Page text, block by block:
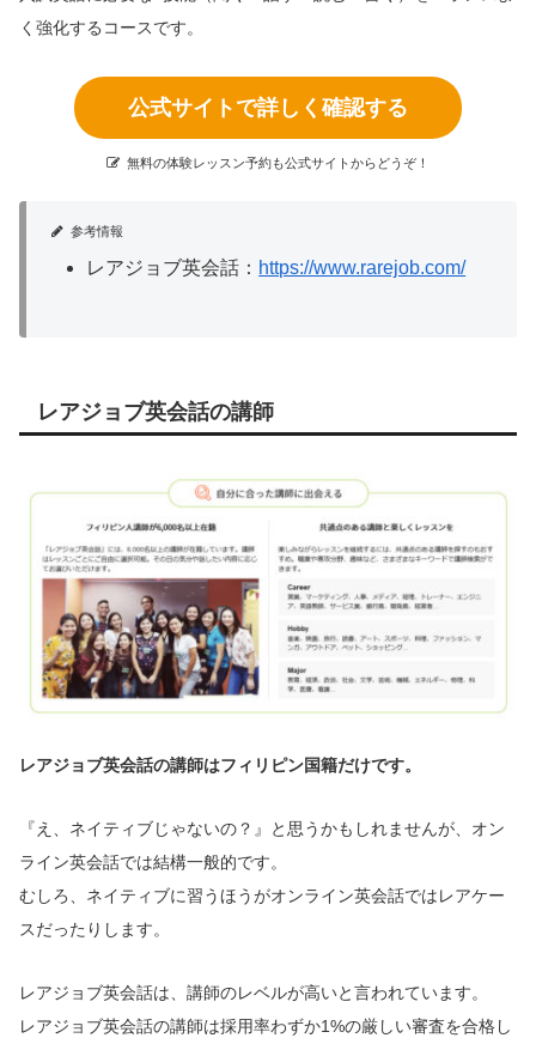
く強化するコースです。
公式サイトで詳しく確認する
無料の体験レッスン予約も公式サイトからどうぞ！
参考情報
レアジョブ英会話： https://www.rarejob.com/
レアジョブ英会話の講師
レアジョブ英会話の講師はフィリピン国籍だけです。
『え、ネイティブじゃないの？』と思うかもしれませんが、オン
ライン英会話では結構一般的です。
むしろ、ネイティブに習うほうがオンライン英会話ではレアケー
スだったりします。
レアジョブ英会話は、講師のレベルが高いと言われています。
レアジョブ英会話の講師は採用率わずか1%の厳しい審査を合格し